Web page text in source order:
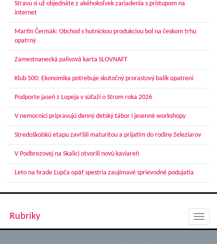
Stravu si už objednáte z akéhokoľvek zariadenia s prístupom na
internet
Martin Čermák: Obchod s hutníckou produkciou bol na českom trhu
opatrný
Zamestnanecká palivová karta SLOVNAFT
Klub 500: Ekonomika potrebuje skutočný prorastový balík opatrení
Podporte jaseň z Lopeja v súťaži o Strom roka 2026
V nemocnici pripravujú denný detský tábor i jesenné workshopy
Stredoškolskú etapu zavŕšili maturitou a prijatím do rodiny železiarov
V Podbrezovej na Skalici otvorili novú kaviareň
Leto na hrade Ľupča opäť spestria zaujímavé sprievodné podujatia
Rubriky